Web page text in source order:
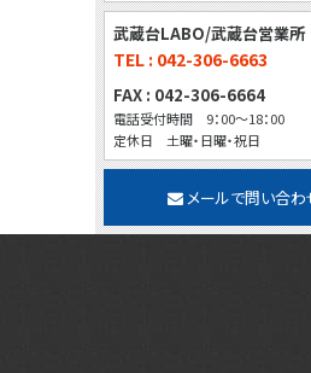
武蔵台LABO/武蔵台営業所
TEL : 042-306-6663
FAX : 042-306-6664
電話受付時間 9：00～18：00
定休日 土曜・日曜・祝日
メールで問い合わ